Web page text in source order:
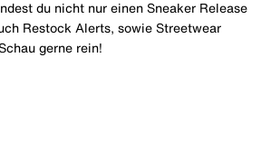
du nicht nur einen Sneaker Release
Restock Alerts, sowie Streetwear
gerne rein!